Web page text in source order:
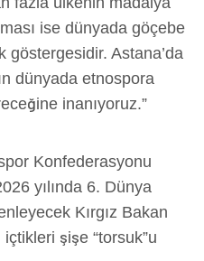
ise dünyada göçebe
göstergesidir. Astana’da
dünyada etnospora
inanıyoruz.”
Konfederasyonu
yılında 6. Dünya
Kırgız Bakan
şişe “torsuk”u